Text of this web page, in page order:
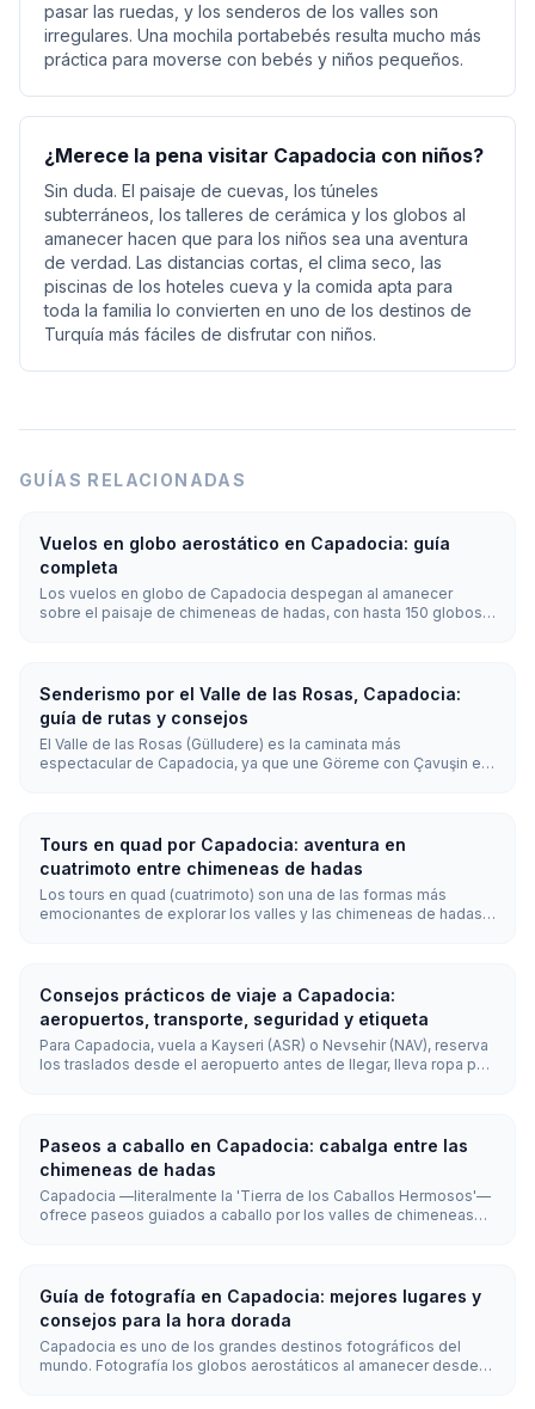
pasar las ruedas, y los senderos de los valles son
irregulares. Una mochila portabebés resulta mucho más
práctica para moverse con bebés y niños pequeños.
¿Merece la pena visitar Capadocia con niños?
Sin duda. El paisaje de cuevas, los túneles
subterráneos, los talleres de cerámica y los globos al
amanecer hacen que para los niños sea una aventura
de verdad. Las distancias cortas, el clima seco, las
piscinas de los hoteles cueva y la comida apta para
toda la familia lo convierten en uno de los destinos de
Turquía más fáciles de disfrutar con niños.
GUÍAS RELACIONADAS
Vuelos en globo aerostático en Capadocia: guía
completa
Los vuelos en globo de Capadocia despegan al amanecer
sobre el paisaje de chimeneas de hadas, con hasta 150 globos
Senderismo por el Valle de las Rosas, Capadocia:
guía de rutas y consejos
El Valle de las Rosas (Gülludere) es la caminata más
espectacular de Capadocia, ya que une Göreme con Çavuşin en
de rosa y naranja.
Tours en quad por Capadocia: aventura en
cuatrimoto entre chimeneas de hadas
Los tours en quad (cuatrimoto) son una de las formas más
emocionantes de explorar los valles y las chimeneas de hadas
Consejos prácticos de viaje a Capadocia:
aeropuertos, transporte, seguridad y etiqueta
Para Capadocia, vuela a Kayseri (ASR) o Nevsehir (NAV), reserva
los traslados desde el aeropuerto antes de llegar, lleva ropa por
salidas tempranas, los senderos irregulares y los valles remotos
requieren una planificación práctica.
Paseos a caballo en Capadocia: cabalga entre las
chimeneas de hadas
Capadocia —literalmente la 'Tierra de los Caballos Hermosos'—
ofrece paseos guiados a caballo por los valles de chimeneas
Guía de fotografía en Capadocia: mejores lugares y
consejos para la hora dorada
Capadocia es uno de los grandes destinos fotográficos del
mundo. Fotografía los globos aerostáticos al amanecer desde